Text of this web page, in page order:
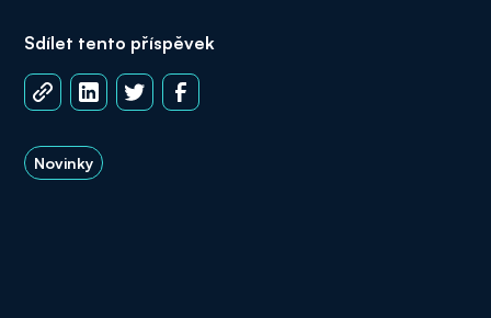
Sdílet tento příspěvek
Novinky